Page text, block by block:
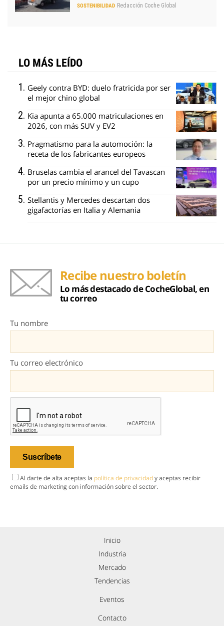
SOSTENIBILIDAD Redacción Coche Global
LO MÁS LEÍDO
Geely contra BYD: duelo fratricida por ser
el mejor chino global
Kia apunta a 65.000 matriculaciones en
2026, con más SUV y EV2
Pragmatismo para la automoción: la
receta de los fabricantes europeos
Bruselas cambia el arancel del Tavascan
por un precio mínimo y un cupo
Stellantis y Mercedes descartan dos
gigafactorías en Italia y Alemania
Recibe nuestro boletín
Lo más destacado de CocheGlobal, en
tu correo
Tu nombre
Tu correo electrónico
Al darte de alta aceptas la política de privacidady aceptas recibir
emails de marketing con información sobre el sector.
Inicio
Industria
Mercado
Tendencias
Eventos
Contacto